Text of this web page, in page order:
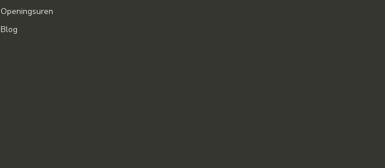
Openingsuren
Blog